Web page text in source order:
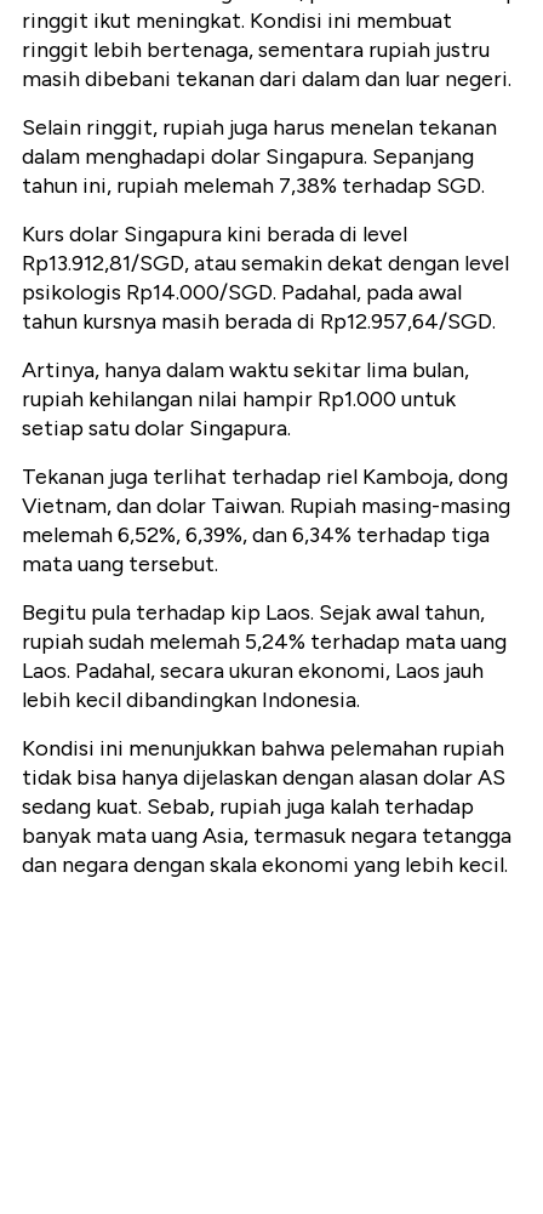
ringgit ikut meningkat. Kondisi ini membuat
ringgit lebih bertenaga, sementara rupiah justru
masih dibebani tekanan dari dalam dan luar negeri.
Selain ringgit, rupiah juga harus menelan tekanan
dalam menghadapi dolar Singapura. Sepanjang
tahun ini, rupiah melemah 7,38% terhadap SGD.
Kurs dolar Singapura kini berada di level
Rp13.912,81/SGD, atau semakin dekat dengan level
psikologis Rp14.000/SGD. Padahal, pada awal
tahun kursnya masih berada di Rp12.957,64/SGD.
Artinya, hanya dalam waktu sekitar lima bulan,
rupiah kehilangan nilai hampir Rp1.000 untuk
setiap satu dolar Singapura.
Tekanan juga terlihat terhadap riel Kamboja, dong
Vietnam, dan dolar Taiwan. Rupiah masing-masing
melemah 6,52%, 6,39%, dan 6,34% terhadap tiga
mata uang tersebut.
Begitu pula terhadap kip Laos. Sejak awal tahun,
rupiah sudah melemah 5,24% terhadap mata uang
Laos. Padahal, secara ukuran ekonomi, Laos jauh
lebih kecil dibandingkan Indonesia.
Kondisi ini menunjukkan bahwa pelemahan rupiah
tidak bisa hanya dijelaskan dengan alasan dolar AS
sedang kuat. Sebab, rupiah juga kalah terhadap
banyak mata uang Asia, termasuk negara tetangga
dan negara dengan skala ekonomi yang lebih kecil.